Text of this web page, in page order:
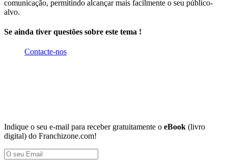
comunicação, permitindo alcançar mais facilmente o seu público-
alvo.
Se ainda tiver questões sobre este tema !
Contacte-nos
Indique o seu e-mail para receber gratuitamente o eBook (livro
digital) do Franchizone.com!